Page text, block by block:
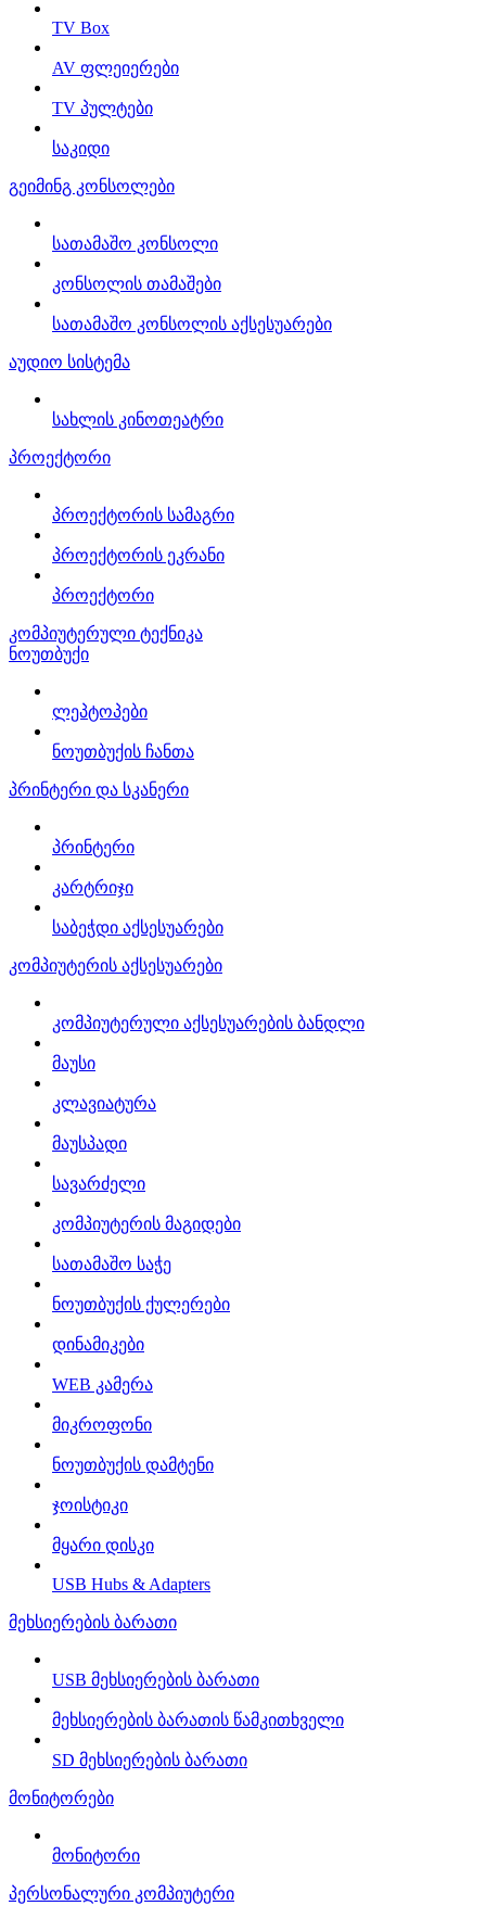
TV Box
AV ფლეიერები
TV პულტები
საკიდი
გეიმინგ კონსოლები
სათამაშო კონსოლი
კონსოლის თამაშები
სათამაშო კონსოლის აქსესუარები
აუდიო სისტემა
სახლის კინოთეატრი
პროექტორი
პროექტორის სამაგრი
პროექტორის ეკრანი
პროექტორი
კომპიუტერული ტექნიკა
ნოუთბუქი
ლეპტოპები
ნოუთბუქის ჩანთა
პრინტერი და სკანერი
პრინტერი
კარტრიჯი
საბეჭდი აქსესუარები
კომპიუტერის აქსესუარები
კომპიუტერული აქსესუარების ბანდლი
მაუსი
კლავიატურა
მაუსპადი
სავარძელი
კომპიუტერის მაგიდები
სათამაშო საჭე
ნოუთბუქის ქულერები
დინამიკები
WEB კამერა
მიკროფონი
ნოუთბუქის დამტენი
ჯოისტიკი
მყარი დისკი
USB Hubs & Adapters
მეხსიერების ბარათი
USB მეხსიერების ბარათი
მეხსიერების ბარათის წამკითხველი
SD მეხსიერების ბარათი
მონიტორები
მონიტორი
პერსონალური კომპიუტერი